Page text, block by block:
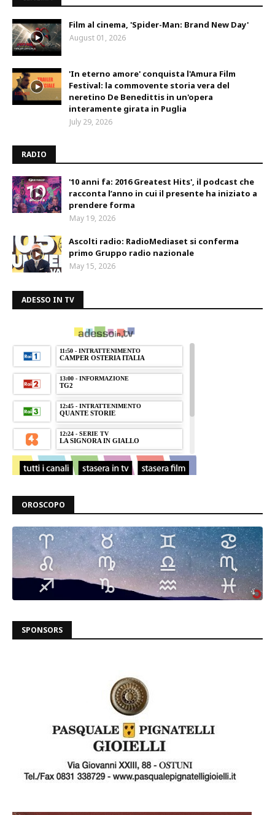
Film al cinema, 'Spider-Man: Brand New Day'
August 01, 2026
'In eterno amore' conquista l'Amura Film
Festival: la commovente storia vera del
neretino De Benedittis in un'opera
interamente girata in Puglia
July 29, 2026
RADIO
'10 anni fa: 2016 Greatest Hits', il podcast che
racconta l’anno in cui il presente ha iniziato a
prendere forma
May 19, 2026
Ascolti radio: RadioMediaset si conferma
primo Gruppo radio nazionale
May 15, 2026
ADESSO IN TV
OROSCOPO
SPONSORS